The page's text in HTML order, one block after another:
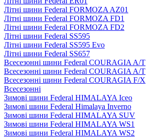
Літні шини Federal FORMOZA AZ01
Літні шини Federal FORMOZA FD1
Літні шини Federal FORMOZA FD2
Літні шини Federal SS595
Літні шини Federal SS595 Evo
Літні шини Federal SS657
Всесезонні шини Federal COURAGIA A/T
Всесезонні шини Federal COURAGIA A/T
Всесезонні шини Federal COURAGIA F/X
Всесезонні
Зимові шини Federal HIMALAYA Iceo
Зимові шини Federal Himalaya Inverno
Зимові шини Federal HIMALAYA SUV
Зимові шини Federal HIMALAYA WS1
Зимові шини Federal HIMALAYA WS2